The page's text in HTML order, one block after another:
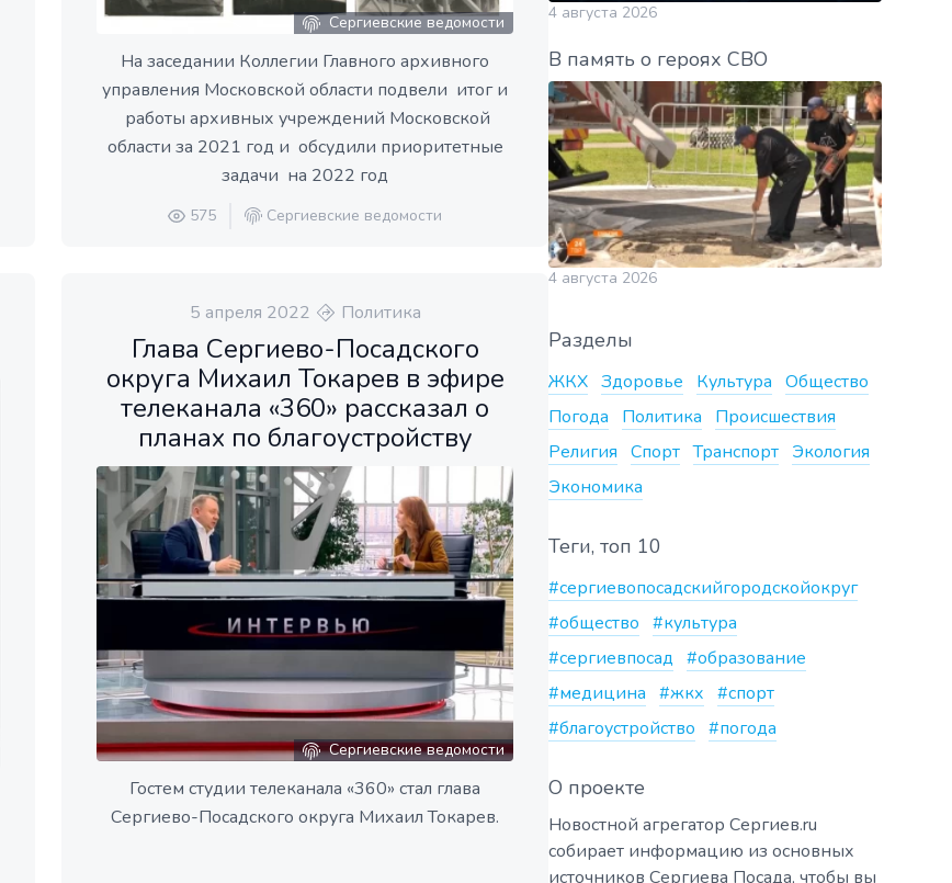
Сергиевские ведомости
На заседании Коллегии Главного архивного
управления Московской области подвели итог и
работы архивных учреждений Московской
области за 2021 год и обсудили приоритетные
задачи на 2022 год
575 Сергиевские ведомости
5 апреля 2022 Политика
Глава Сергиево-Посадского
округа Михаил Токарев в эфире
телеканала «360» рассказал о
планах по благоустройству
Сергиевские ведомости
Гостем студии телеканала «360» стал глава
Сергиево-Посадского округа Михаил Токарев.
4 августа 2026
В память о героях СВО
4 августа 2026
Разделы
ЖКХ Здоровье Культура Общество
Погода
Политика
Происшествия
Религия Спорт Транспорт Экология
Экономика
Теги, топ 10
#сергиевопосадскийгородскойокруг
#общество #культура
#сергиевпосад #образование
#медицина #жкх #спорт
#благоустройство #погода
О проекте
Новостной агрегатор Сергиев.ru
собирает информацию из основных
источников Сергиева Посада, чтобы вы